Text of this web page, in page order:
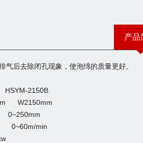
产品
气后去除闭孔现象，使泡绵的质量更好。
2150B
W2150mm
0~60m/min